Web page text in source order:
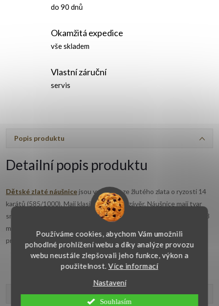
Používáme cookies, abychom Vám umožnili
pohodlné prohlížení webu a díky analýze provozu
webu neustále zlepšovali jeho funkce, výkon a
použitelnost.Více informací
Nastavení
Souhlasím
do 90 dnů
Okamžitá expedice
vše skladem
Vlastní záruční
servis
Popis produktu
Detailní popis produktu
Dětské zlaté náušnice jsou vyrobeny ze žlutého zlata o ryzosti 14
karátů (585/1000). Mají klasický dětský uzávěr. Náušnice mají tvar
srdíčka a jsou zdobeny synt. růžovým zirkonem. Velikost zirkonu je 3
mm. Zlaté náušnice jsou určeny pro nejmenší slečny
precizně vyroben v naší zlatnické dílně.
Parametry produktu